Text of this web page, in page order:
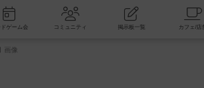
ボードゲーム会 コミュニティ 掲示板一覧
画像